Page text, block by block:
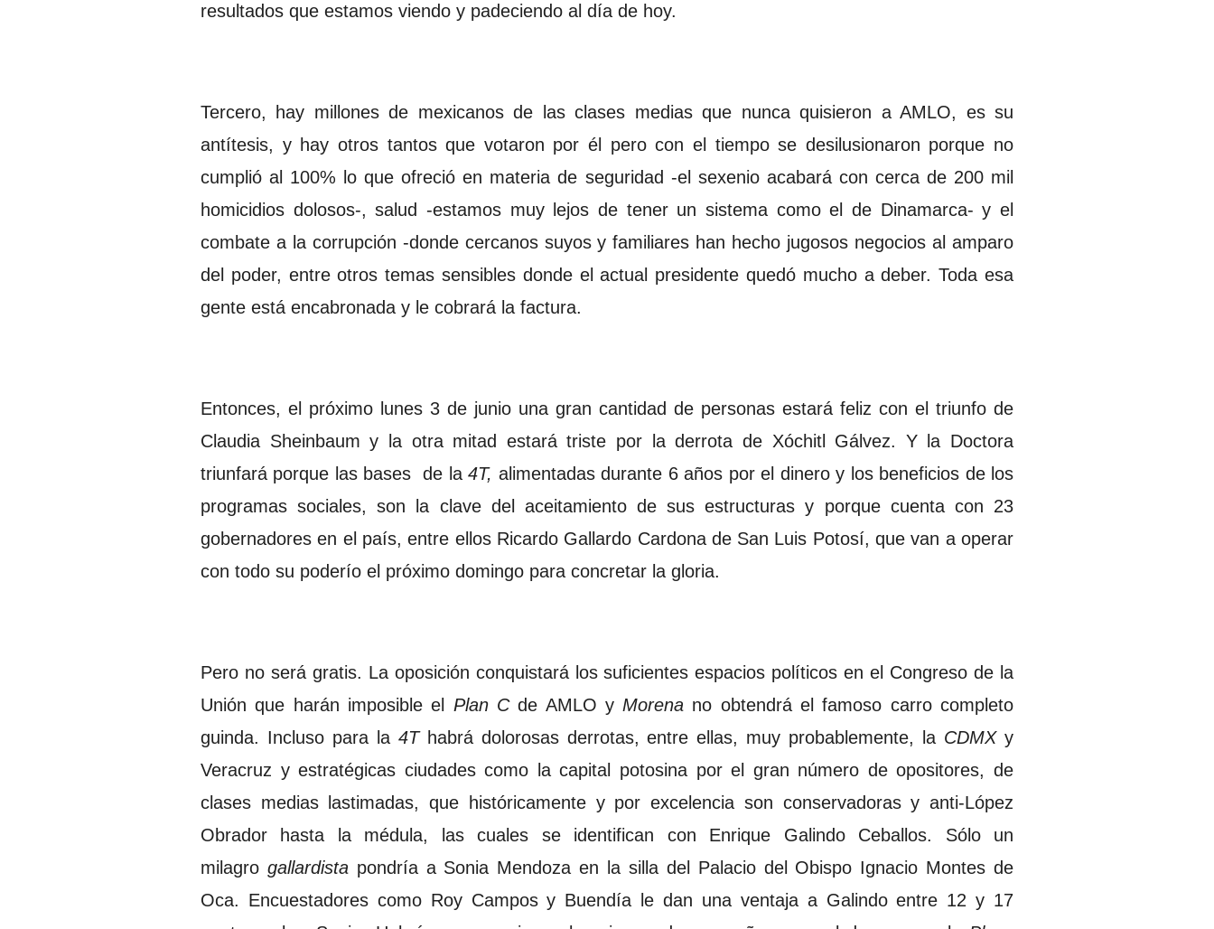
resultados que estamos viendo y padeciendo al día de hoy.
Tercero, hay millones de mexicanos de las clases medias que nunca quisieron a AMLO, es su
antítesis, y hay otros tantos que votaron por él pero con el tiempo se desilusionaron porque no
cumplió al 100% lo que ofreció en materia de seguridad -el sexenio acabará con cerca de 200 mil
homicidios dolosos-, salud -estamos muy lejos de tener un sistema como el de Dinamarca- y el
combate a la corrupción -donde cercanos suyos y familiares han hecho jugosos negocios al amparo
del poder, entre otros temas sensibles donde el actual presidente quedó mucho a deber. Toda esa
gente está encabronada y le cobrará la factura.
Entonces, el próximo lunes 3 de junio una gran cantidad de personas estará feliz con el triunfo de
Claudia Sheinbaum y la otra mitad estará triste por la derrota de Xóchitl Gálvez. Y la Doctora
triunfará porque las bases de la 4T, alimentadas durante 6 años por el dinero y los beneficios de los
programas sociales, son la clave del aceitamiento de sus estructuras y porque cuenta con 23
gobernadores en el país, entre ellos Ricardo Gallardo Cardona de San Luis Potosí, que van a operar
con todo su poderío el próximo domingo para concretar la gloria.
Pero no será gratis. La oposición conquistará los suficientes espacios políticos en el Congreso de la
Unión que harán imposible el
Plan C de AMLO y Morena no obtendrá el famoso carro completo
guinda. Incluso para la 4T habrá dolorosas derrotas, entre ellas, muy probablemente, la CDMX y
Veracruz y estratégicas ciudades como la capital potosina por el gran número de opositores, de
clases medias lastimadas, que históricamente y por excelencia son conservadoras y anti-López
Obrador hasta la médula, las cuales se identifican con Enrique Galindo Ceballos. Sólo un
milagro gallardista pondría a Sonia Mendoza en la silla del Palacio del Obispo Ignacio Montes de
Oca. Encuestadores como Roy Campos y Buendía le dan una ventaja a Galindo entre 12 y 17